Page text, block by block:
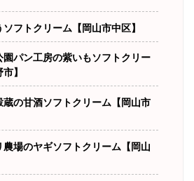
フトクリーム【岡山市中区】
園パン工房の紫いもソフトクリー
】
蔵の甘酒ソフトクリーム【岡山市
農場のヤギソフトクリーム【岡山